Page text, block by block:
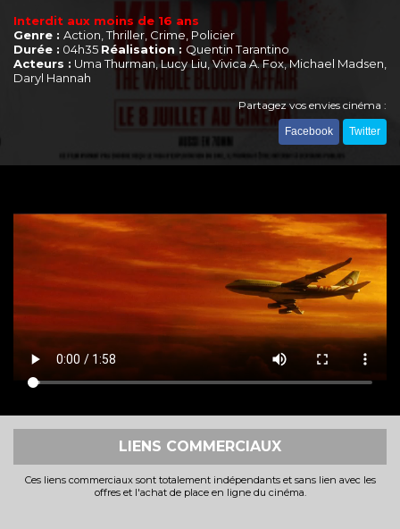
Interdit aux moins de 16 ans
Genre : Action, Thriller, Crime, Policier
Durée : 04h35 Réalisation : Quentin Tarantino
Acteurs : Uma Thurman, Lucy Liu, Vivica A. Fox, Michael Madsen,
Daryl Hannah
Partagez vos envies cinéma :
Facebook Twitter
LIENS COMMERCIAUX
Ces liens commerciaux sont totalement indépendants et sans lien avec les
offres et l'achat de place en ligne du cinéma.